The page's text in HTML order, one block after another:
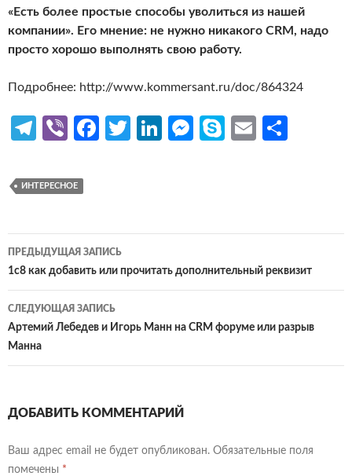
«Есть более простые способы уволиться из нашей
компании». Его мнение: не нужно никакого CRM, надо
просто хорошо выполнять свою работу.
Подробнее: http://www.kommersant.ru/doc/864324
Te
gr
m
Vi
er
Fa
o
k
T
Li
n
M
g
S
e
E
ав
ть
ИНТЕРЕСНОЕ
Навигация
по
записям
ПРЕДЫДУЩАЯ ЗАПИСЬ
1c8 как добавить или прочитать дополнительный реквизит
СЛЕДУЮЩАЯ ЗАПИСЬ
Артемий Лебедев и Игорь Манн на CRM форуме или разрыв
Манна
ДОБАВИТЬ КОММЕНТАРИЙ
Ваш адрес email не будет опубликован. Обязательные поля
помечены *